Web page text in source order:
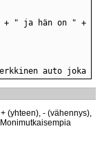
auto
(yhteen), - (vähennys),